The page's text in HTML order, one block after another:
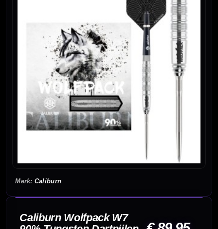
Caliburn
Caliburn Wolfpack W7